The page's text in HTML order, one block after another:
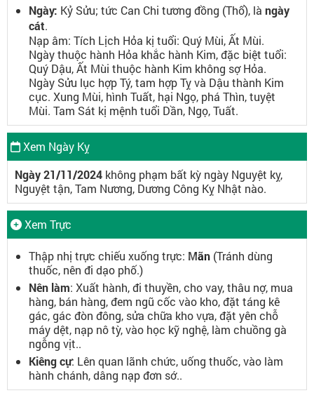
Ngày: Kỷ Sửu; tức Can Chi tương đồng (Thổ), là ngày
cát.
Nạp âm: Tích Lịch Hỏa kị tuổi: Quý Mùi, Ất Mùi.
Ngày thuộc hành Hỏa khắc hành Kim, đặc biệt tuổi:
Quý Dậu, Ất Mùi thuộc hành Kim không sợ Hỏa.
Ngày Sửu lục hợp Tý, tam hợp Tỵ và Dậu thành Kim
cục. Xung Mùi, hình Tuất, hại Ngọ, phá Thìn, tuyệt
Mùi. Tam Sát kị mệnh tuổi Dần, Ngọ, Tuất.
Xem Ngày Kỵ
Ngày 21/11/2024 không phạm bất kỳ ngày Nguyệt kỵ,
Nguyệt tận, Tam Nương, Dương Công Kỵ Nhật nào.
Xem Trực
Thập nhị trực chiếu xuống trực: Mãn (Tránh dùng
thuốc, nên đi dạo phố.)
Nên làm: Xuất hành, đi thuyền, cho vay, thâu nợ, mua
hàng, bán hàng, đem ngũ cốc vào kho, đặt táng kê
gác, gác đòn đông, sửa chữa kho vựa, đặt yên chỗ
máy dệt, nạp nô tỳ, vào học kỹ nghệ, làm chuồng gà
ngỗng vịt..
Kiêng cự: Lên quan lãnh chức, uống thuốc, vào làm
hành chánh, dâng nạp đơn sớ..